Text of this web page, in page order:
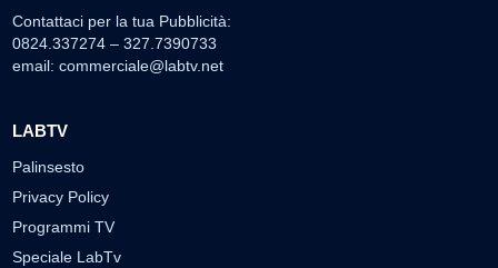
Contattaci per la tua Pubblicità:
0824.337274 – 327.7390733
email: commerciale@labtv.net
LABTV
Palinsesto
Privacy Policy
Programmi TV
Speciale LabTv